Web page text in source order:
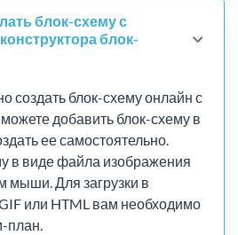
блок-схему с
блок-
создать блок-схему онлайн с
добавить блок-схему в
ее самостоятельно.
в виде файла изображения
мыши. Для загрузки в
или HTML вам необходимо
план.